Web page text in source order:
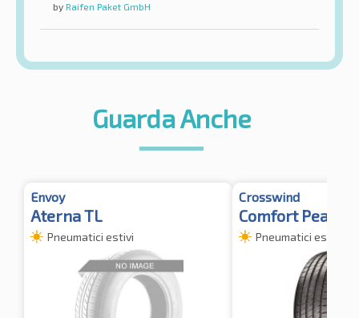
by Raifen Paket GmbH
Guarda Anche
Envoy
Aterna TL
Pneumatici estivi
Crosswind
Comfort Peak
Pneumatici estivi